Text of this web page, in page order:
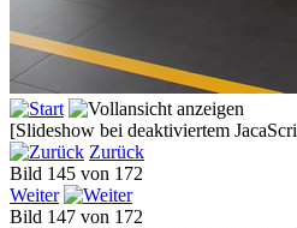
[Slideshow bei deaktiviertem
Zurück
Bild 145 von 172
Weiter
Bild 147 von 172